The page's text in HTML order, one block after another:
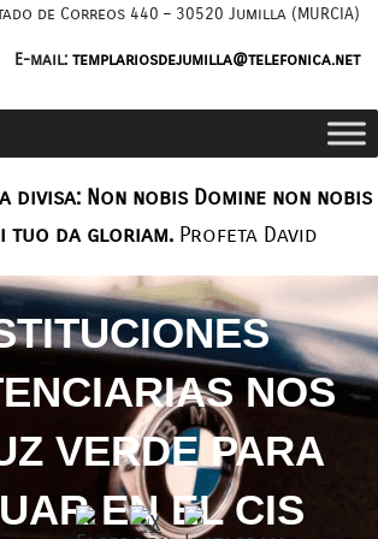
de Correos 440 – 30520 Jumilla (MURCIA)
E-mail: templariosdejumilla@telefonica.net
divisa: Non nobis Domine non nobis
tuo da gloriam. Profeta David
NOS
VERDE PARA
EN EL CIS